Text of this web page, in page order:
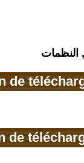
النظمات
de
de